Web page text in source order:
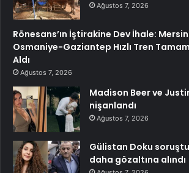
Ağustos 7, 2026
Rönesans’ın İştirakine Dev İhale:
Osmaniye-Gaziantep Hızlı Tren
Aldı
Ağustos 7, 2026
Madison Beer ve
nişanlandı
Ağustos 7, 2026
Gülistan Doku
daha gözaltına alındı